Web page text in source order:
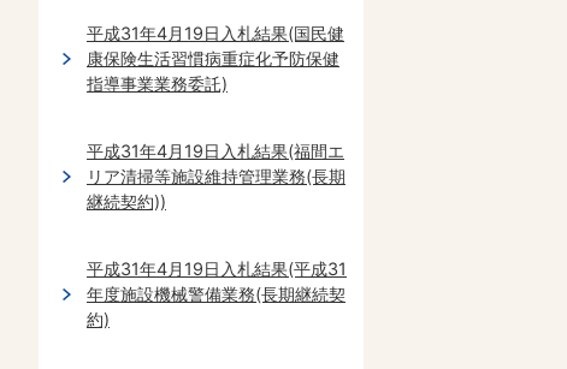
平成31年4月19日入札結果(国民健
康保険生活習慣病重症化予防保健
指導事業業務委託)
平成31年4月19日入札結果(福間エ
リア清掃等施設維持管理業務(長期
継続契約))
平成31年4月19日入札結果(平成31
年度施設機械警備業務(長期継続契
約)